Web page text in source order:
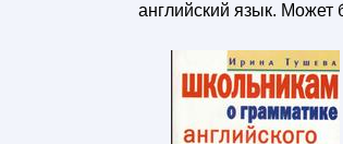
английский язык. Может